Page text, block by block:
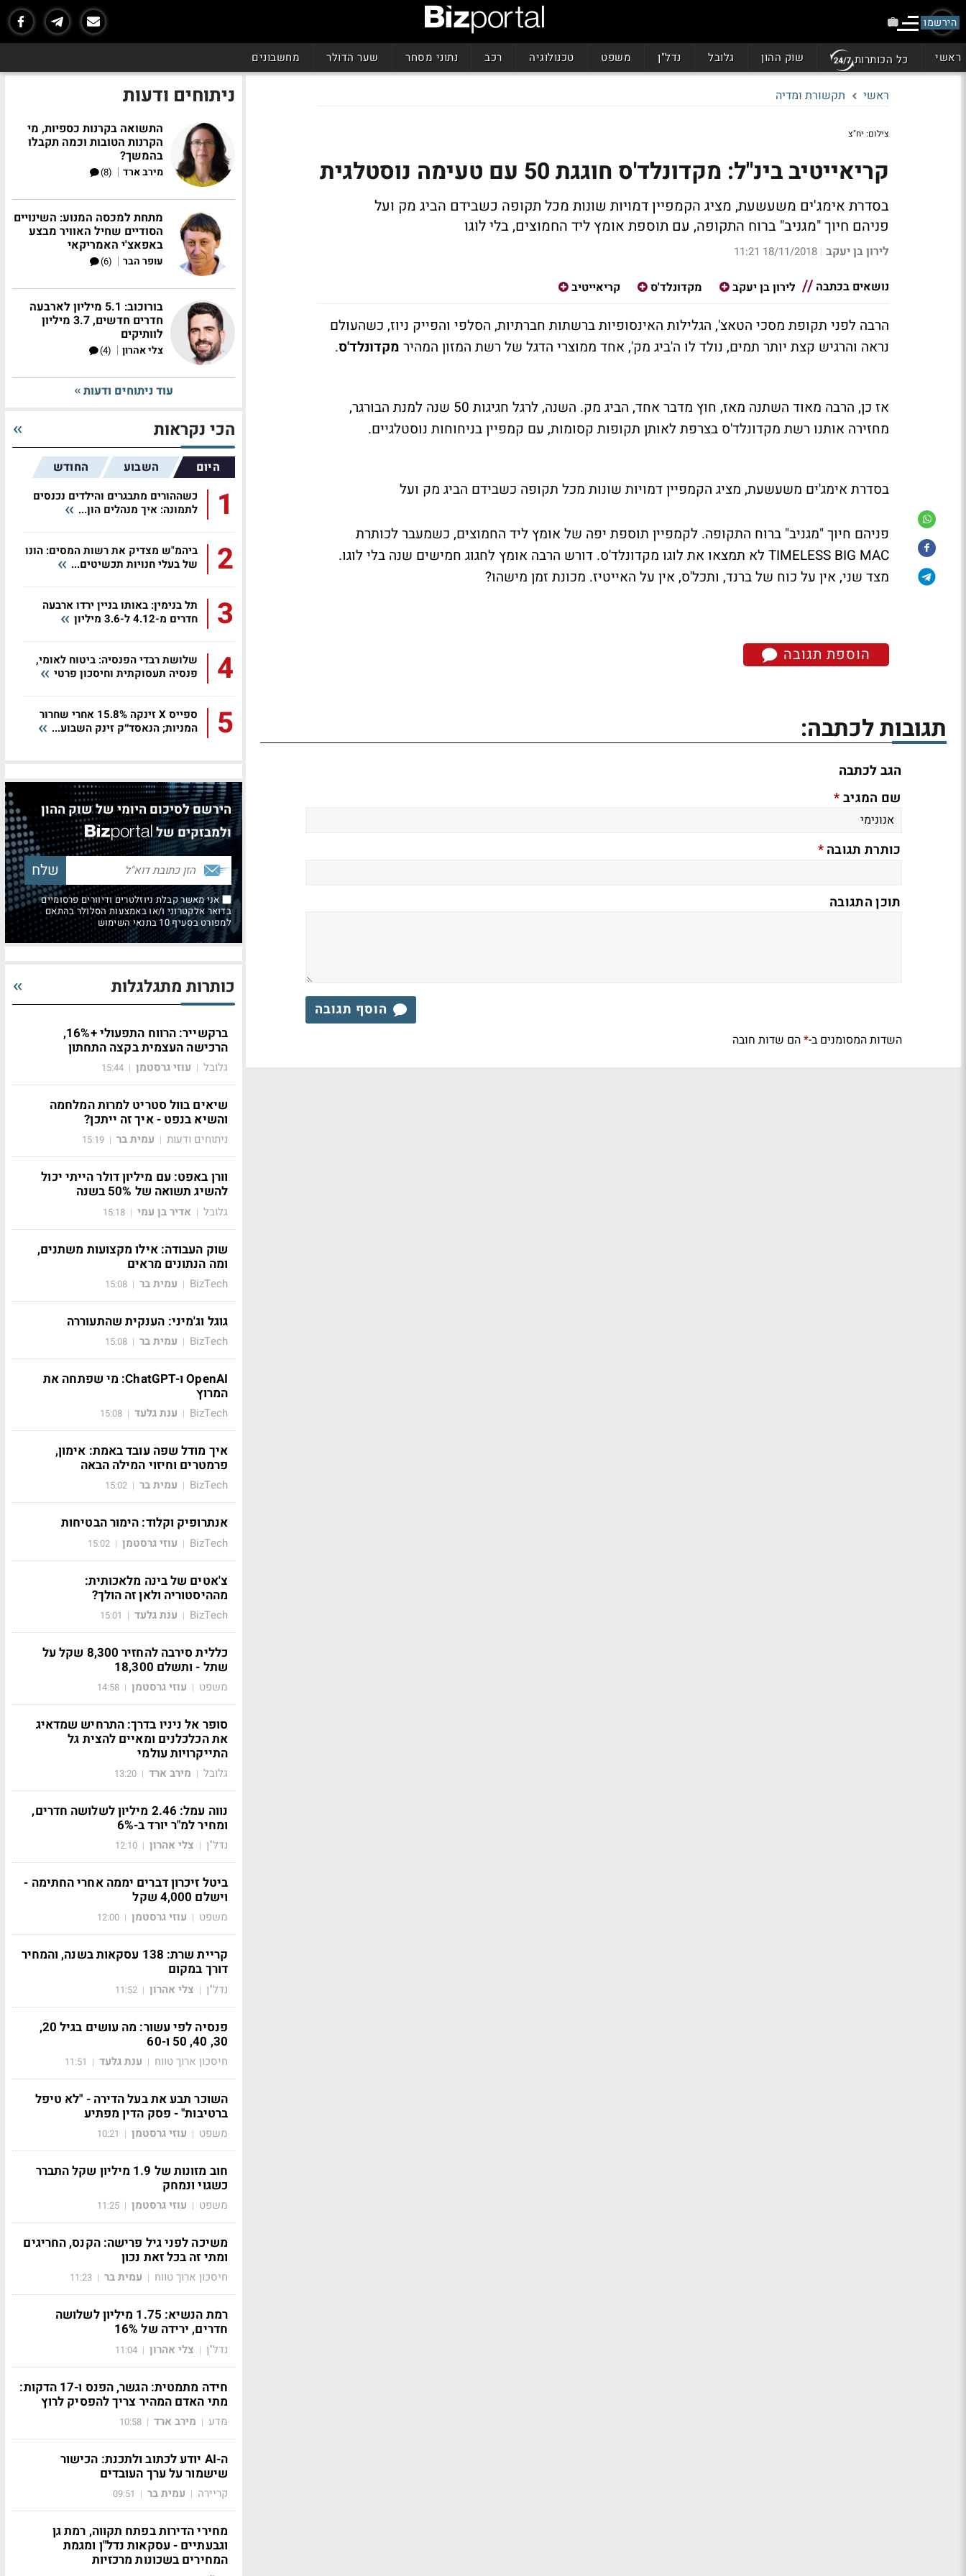
הירשמו
ראשי כל הכותרות שוק ההון גלובל נדל"ן משפט טכנולוגיה רכב נתוני מסחר שער הדולר מחשבונים
ראשי תקשורת ומדיה
צילום: יח"צ
קריאייטיב בינ"ל: מקדונלד'ס חוגגת 50 עם טעימה נוסטלגית
בסדרת אימג'ים משעשעת, מציג הקמפיין דמויות שונות מכל תקופה כשבידם הביג מק ועל
פניהם חיוך "מגניב" ברוח התקופה, עם תוספת אומץ ליד החמוצים, בלי לוגו
לירון בן יעקב |
18/11/2018 11:21
נושאים בכתבה לירון בן יעקב מקדונלד'ס קריאייטיב
הרבה לפני תקופת מסכי הטאצ', הגלילות האינסופיות ברשתות חברתיות, הסלפי והפייק ניוז, כשהעולם
נראה והרגיש קצת יותר תמים, נולד לו ה'ביג מק', אחד ממוצרי הדגל של רשת המזון המהיר מקדונלד'ס.
אז כן, הרבה מאוד השתנה מאז, חוץ מדבר אחד, הביג מק. השנה, לרגל חגיגות 50 שנה למנת הבורגר,
מחזירה אותנו רשת מקדונלד'ס בצרפת לאותן תקופות קסומות, עם קמפיין בניחוחות נוסטלגיים.
בסדרת אימג'ים משעשעת, מציג הקמפיין דמויות שונות מכל תקופה כשבידם הביג מק ועל
פניהם חיוך "מגניב" ברוח התקופה. לקמפיין תוספת יפה של אומץ ליד החמוצים, כשמעבר לכותרת
TIMELESS BIG MAC לא תמצאו את לוגו מקדונלד'ס. דורש הרבה אומץ לחגוג חמישים שנה בלי לוגו.
מצד שני, אין על כוח של ברנד, ותכל'ס, אין על האייטיז. מכונת זמן מישהו?
הוספת תגובה
תגובות לכתבה:
הגב לכתבה
שם המגיב*
כותרת תגובה*
תוכן התגובה
הוסף תגובה
השדות המסומנים ב-*הם שדות חובה
ניתוחים ודעות
התשואה בקרנות כספיות, מי
הקרנות הטובות וכמה תקבלו
בהמשך?
מירב ארד |
(8)
מתחת למכסה המנוע: השינויים
הסודיים שחיל האוויר מבצע
באפאצ'י האמריקאי
עופר הבר |
(6)
בורוכוב: 5.1 מיליון לארבעה
חדרים חדשים, 3.7 מיליון
לוותיקים
צלי אהרון |
(4)
עוד ניתוחים ודעות
הכי נקראות
היום השבוע החודש
1
כשההורים מתבגרים והילדים נכנסים
לתמונה: איך מנהלים הון...
2
ביהמ"ש מצדיק את רשות המסים: הונו
של בעלי חנויות תכשיטים...
3
תל בנימין: באותו בניין ירדו ארבעה
חדרים מ-4.12 ל-3.6 מיליון
4
שלושת רבדי הפנסיה: ביטוח לאומי,
פנסיה תעסוקתית וחיסכון פרטי
5
ספייס X זינקה 15.8% אחרי שחרור
המניות; הנאסד״ק זינק השבוע...
הירשם לסיכום היומי של שוק ההון
ולמבזקים של
אני מאשר קבלת ניוזלטרים ודיוורים פרסומיים
בדואר אלקטרוני ו/או באמצעות הסלולר בהתאם
למפורט בסעיף 10 בתנאי השימוש
כותרות מתגלגלות
ברקשייר: הרווח התפעולי +16%,
הרכישה העצמית בקצה התחתון
גלובל | עוזי גרסטמן |
15:44
שיאים בוול סטריט למרות המלחמה
והשיא בנפט - איך זה ייתכן?
ניתוחים ודעות | עמית בר |
15:19
וורן באפט: עם מיליון דולר הייתי יכול
להשיג תשואה של 50% בשנה
גלובל | אדיר בן עמי |
15:18
שוק העבודה: אילו מקצועות משתנים,
ומה הנתונים מראים
BizTech
| עמית בר |
15:08
גוגל וג'מיני: הענקית שהתעוררה
BizTech
| עמית בר |
15:08
OpenAI ו-ChatGPT: מי שפתחה את
המרוץ
BizTech
| ענת גלעד |
15:08
איך מודל שפה עובד באמת: אימון,
פרמטרים וחיזוי המילה הבאה
BizTech
| עמית בר |
15:02
אנתרופיק וקלוד: הימור הבטיחות
BizTech
| עוזי גרסטמן |
15:02
צ'אטים של בינה מלאכותית:
מההיסטוריה ולאן זה הולך?
BizTech
| ענת גלעד |
15:01
כללית סירבה להחזיר 8,300 שקל על
שתל - ותשלם 18,300
משפט | עוזי גרסטמן |
14:58
סופר אל ניניו בדרך: התרחיש שמדאיג
את הכלכלנים ומאיים להצית גל
התייקרויות עולמי
גלובל | מירב ארד |
13:20
נווה עמל: 2.46 מיליון לשלושה חדרים,
ומחיר למ"ר יורד ב-6%
נדל"ן | צלי אהרון |
12:10
ביטל זיכרון דברים יממה אחרי החתימה -
וישלם 4,000 שקל
משפט | עוזי גרסטמן |
12:00
קריית שרת: 138 עסקאות בשנה, והמחיר
דורך במקום
נדל"ן | צלי אהרון |
11:52
פנסיה לפי עשור: מה עושים בגיל 20,
30, 40, 50 ו-60
חיסכון ארוך טווח | ענת גלעד |
11:51
השוכר תבע את בעל הדירה - "לא טיפל
ברטיבות" - פסק הדין מפתיע
משפט | עוזי גרסטמן |
10:21
חוב מזונות של 1.9 מיליון שקל התברר
כשגוי ונמחק
משפט | עוזי גרסטמן |
11:25
משיכה לפני גיל פרישה: הקנס, החריגים
ומתי זה בכל זאת נכון
חיסכון ארוך טווח | עמית בר |
11:23
רמת הנשיא: 1.75 מיליון לשלושה
חדרים, ירידה של 16%
נדל"ן | צלי אהרון |
11:04
חידה מתמטית: הגשר, הפנס ו-17 הדקות:
מתי האדם המהיר צריך להפסיק לרוץ
מדע | מירב ארד |
10:58
ה-AI יודע לכתוב ולתכנת: הכישור
שישמור על ערך העובדים
קריירה | עמית בר |
09:51
מחירי הדירות בפתח תקווה, רמת גן
וגבעתיים - עסקאות נדל"ן ומגמת
המחירים בשכונות מרכזיות